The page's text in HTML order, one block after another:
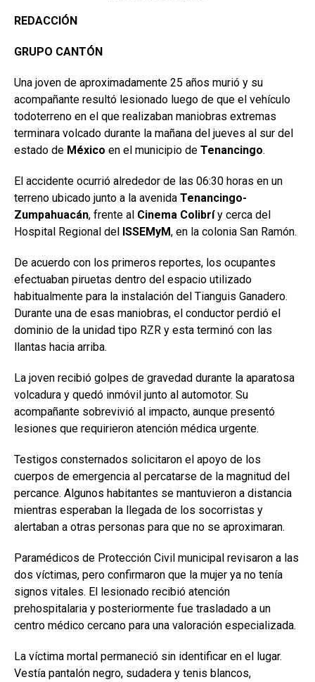
REDACCIÓN
GRUPO CANTÓN
Una joven de aproximadamente 25 años murió y su
acompañante resultó lesionado luego de que el vehículo
todoterreno en el que realizaban maniobras extremas
terminara volcado durante la mañana del jueves al sur del
estado de México en el municipio de Tenancingo.
El accidente ocurrió alrededor de las 06:30 horas en un
terreno ubicado junto a la avenida Tenancingo-
Zumpahuacán, frente al Cinema Colibríy cerca del
Hospital Regional del ISSEMyM, en la colonia San Ramón.
De acuerdo con los primeros reportes, los ocupantes
efectuaban piruetas dentro del espacio utilizado
habitualmente para la instalación del Tianguis Ganadero.
Durante una de esas maniobras, el conductor perdió el
dominio de la unidad tipo RZR y esta terminó con las
llantas hacia arriba.
La joven recibió golpes de gravedad durante la aparatosa
volcadura y quedó inmóvil junto al automotor. Su
acompañante sobrevivió al impacto, aunque presentó
lesiones que requirieron atención médica urgente.
Testigos consternados solicitaron el apoyo de los
cuerpos de emergencia al percatarse de la magnitud del
percance. Algunos habitantes se mantuvieron a distancia
mientras esperaban la llegada de los socorristas y
alertaban a otras personas para que no se aproximaran.
Paramédicos de Protección Civil municipal revisaron a las
dos víctimas, pero confirmaron que la mujer ya no tenía
signos vitales. El lesionado recibió atención
prehospitalaria y posteriormente fue trasladado a un
centro médico cercano para una valoración especializada.
La víctima mortal permaneció sin identificar en el lugar.
Vestía pantalón negro, sudadera y tenis blancos,